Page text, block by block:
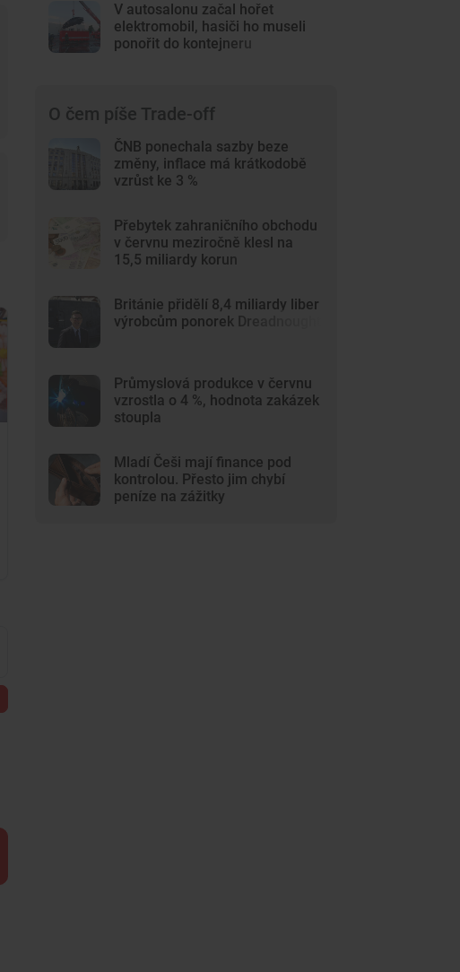
V autosalonu začal hořet
elektromobil, hasiči ho museli
ponořit do kontejneru
O čem píše Trade-off
ČNB ponechala sazby beze
změny, inflace má krátkodobě
vzrůst ke 3 %
Přebytek zahraničního obchodu
v červnu meziročně klesl na
15,5 miliardy korun
Británie přidělí 8,4 miliardy liber
výrobcům ponorek Dreadnought
Průmyslová produkce v červnu
vzrostla o 4 %, hodnota zakázek
stoupla
Mladí Češi mají finance pod
kontrolou. Přesto jim chybí
peníze na zážitky